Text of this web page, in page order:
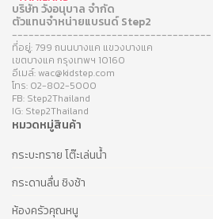
บริษัท วังอนุบาล จำกัด
ตัวแทนจำหน่ายแบรนด์ Step2
------------------------------------
ที่อยู่: 799 ถนนบางแค แขวงบางแค
เขตบางแค กรุงเทพฯ 10160
อีเมล์: wac@kidstep.com
โทร: 02-802-5000
FB: Step2Thailand
IG: Step2Thailand
หมวดหมู่สินค้า
กระบะทราย โต๊ะเล่นน้ำ
กระดานลื่น ชิงช้า
ห้องครัวคุณหนู